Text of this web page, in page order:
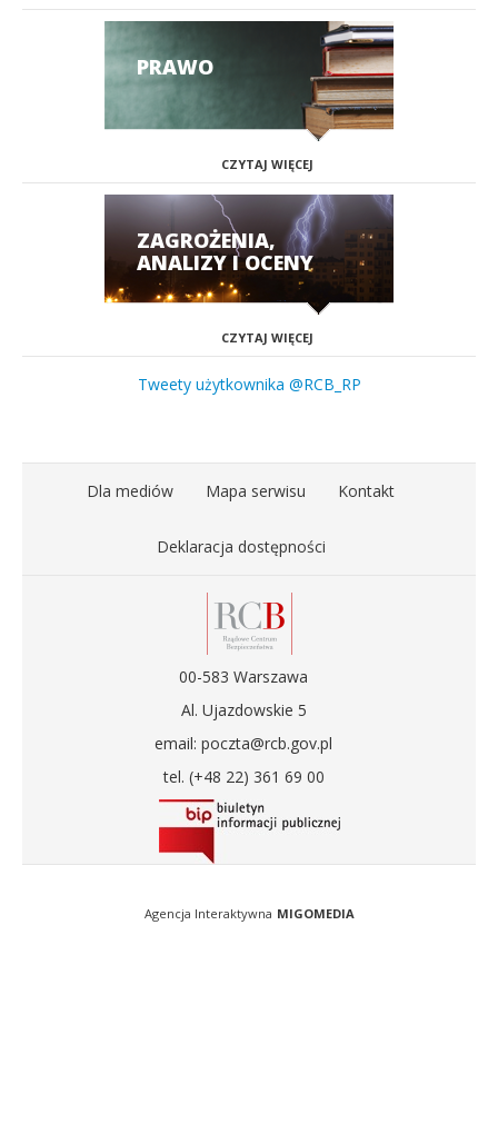
PRAWO
CZYTAJ WIĘCEJ
ZAGROŻENIA,
ANALIZY I OCENY
CZYTAJ WIĘCEJ
Tweety użytkownika @RCB_RP
Dla mediów Mapa serwisu Kontakt
Deklaracja dostępności
00-583 Warszawa
Al. Ujazdowskie 5
email: poczta@rcb.gov.pl
tel. (+48 22) 361 69 00
Agencja Interaktywna MIGOMEDIA